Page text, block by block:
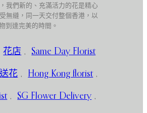
我們新的、充滿活力的花是精心
無縫，同一天交付整個香港，以
到達完美的時間。
花店 , Same Day Florist
送花 , Hong Kong florist ,
, SG Flower Delivery ,